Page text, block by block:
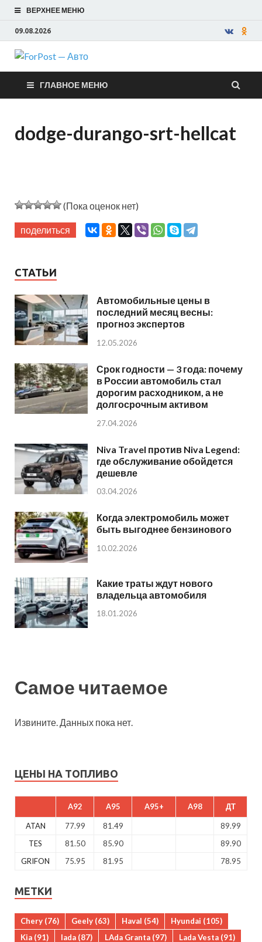
ВЕРХНЕЕ МЕНЮ
09.08.2026
ForPost —
Авто
ГЛАВНОЕ МЕНЮ
dodge-durango-srt-hellcat
(Пока оценок нет)
поделиться
СТАТЬИ
Автомобильные цены в
последний месяц весны:
прогноз экспертов
12.05.2026
Срок годности — 3 года: почему
в России автомобиль стал
дорогим расходником, а не
долгосрочным активом
27.04.2026
Niva Travel против Niva Legend:
где обслуживание обойдется
дешевле
03.04.2026
Когда электромобиль может
быть выгоднее бензинового
10.02.2026
Какие траты ждут нового
владельца автомобиля
18.01.2026
Самое читаемое
Извините. Данных пока нет.
ЦЕНЫ НА ТОПЛИВО
A92 A95 A95+ A98 ДТ
ATAN 77.99 81.49
89.99
TES
81.50 85.90
89.90
GRIFON
75.95 81.95 78.95
МЕТКИ
Chery (76) Geely (63) Haval (54) Hyundai (105)
Kia (91) lada (87) LAda Granta (97) Lada Vesta (91)